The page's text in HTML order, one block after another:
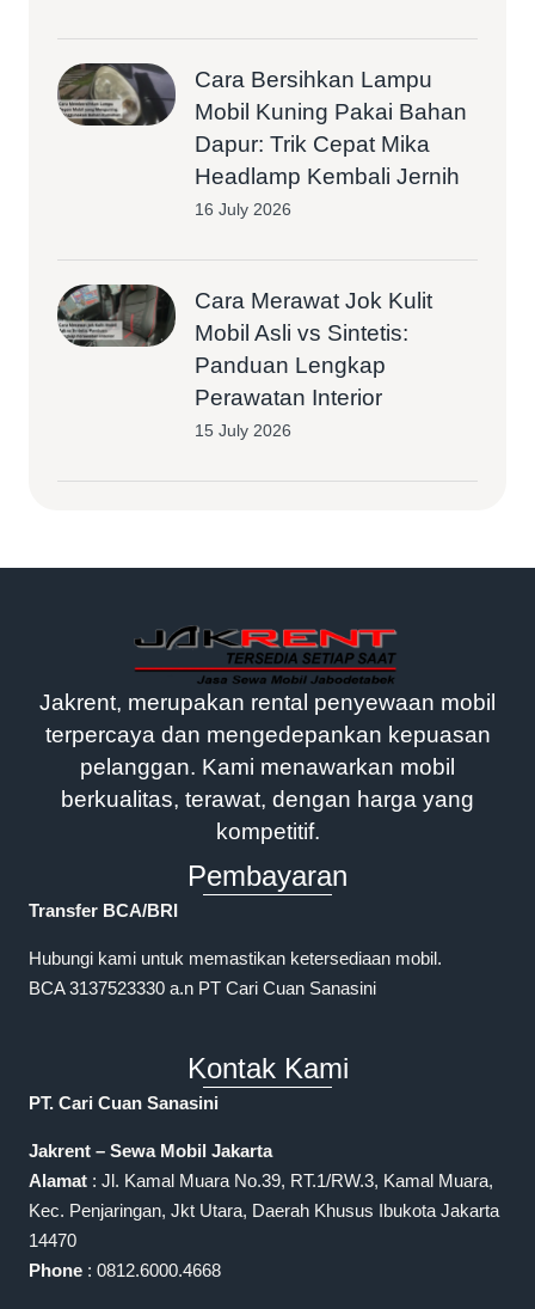
Cara Bersihkan Lampu
Mobil Kuning Pakai Bahan
Dapur: Trik Cepat Mika
Headlamp Kembali Jernih
16 July 2026
Cara Merawat Jok Kulit
Mobil Asli vs Sintetis:
Panduan Lengkap
Perawatan Interior
15 July 2026
Jakrent, merupakan rental penyewaan mobil
terpercaya dan mengedepankan kepuasan
pelanggan. Kami menawarkan mobil
berkualitas, terawat, dengan harga yang
kompetitif.
Pembayaran
Transfer BCA/BRI
Hubungi kami untuk memastikan ketersediaan mobil.
BCA 3137523330 a.n PT Cari Cuan Sanasini
Kontak Kami
PT. Cari Cuan Sanasini
Jakrent – Sewa Mobil Jakarta
Alamat : Jl. Kamal Muara No.39, RT.1/RW.3, Kamal Muara,
Kec. Penjaringan, Jkt Utara, Daerah Khusus Ibukota Jakarta
14470
Phone : 0812.6000.4668